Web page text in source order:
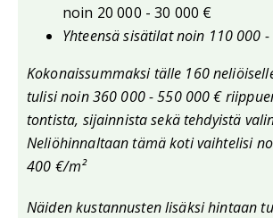
noin 20 000 - 30 000 €
Yhteensä sisätilat noin 110 000
Kokonaissummaksi tälle 160
tulisi noin 360 000 - 550 000 €
tontista, sijainnista sekä tehdyistä
Neliöhinnaltaan tämä koti vaihtelisi
400 €/m²
Näiden kustannusten lisäksi hintaan